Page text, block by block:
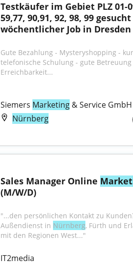
Testkäufer im Gebiet PLZ 01-
59,77, 90,91, 92, 98, 99
wöchentlicher Job in Dresden
Gute Bezahlung - Mysteryshopping -
telefonische Schulung - gute
Erreichbarkeit...
Siemers Marketing & Service GmbH
Nürnberg
Sales Manager Online
(M/W/D)
"...den persönlichen Kontakt zu
Außendienst in Nürnberg, Fürth und
mit den Regionen West..."
IT2media